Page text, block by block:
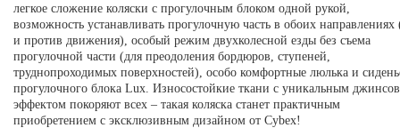
легкое сложение коляски с прогулочным блоком одной рукой,
возможность устанавливать прогулочную часть в обоих направлениях
и против движения), особый режим двухколесной езды без съема
прогулочной части (для преодоления бордюров, ступеней,
труднопроходимых поверхностей), особо комфортные люлька и
прогулочного блока Lux. Износостойкие ткани с уникальным
эффектом покоряют всех – такая коляска станет практичным
приобретением с эксклюзивным дизайном от Cybex!